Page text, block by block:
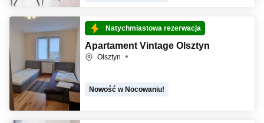
Natychmiastowa rezerwacja
Apartament Vintage Olsztyn
Olsztyn
Nowość w Nocowaniu!